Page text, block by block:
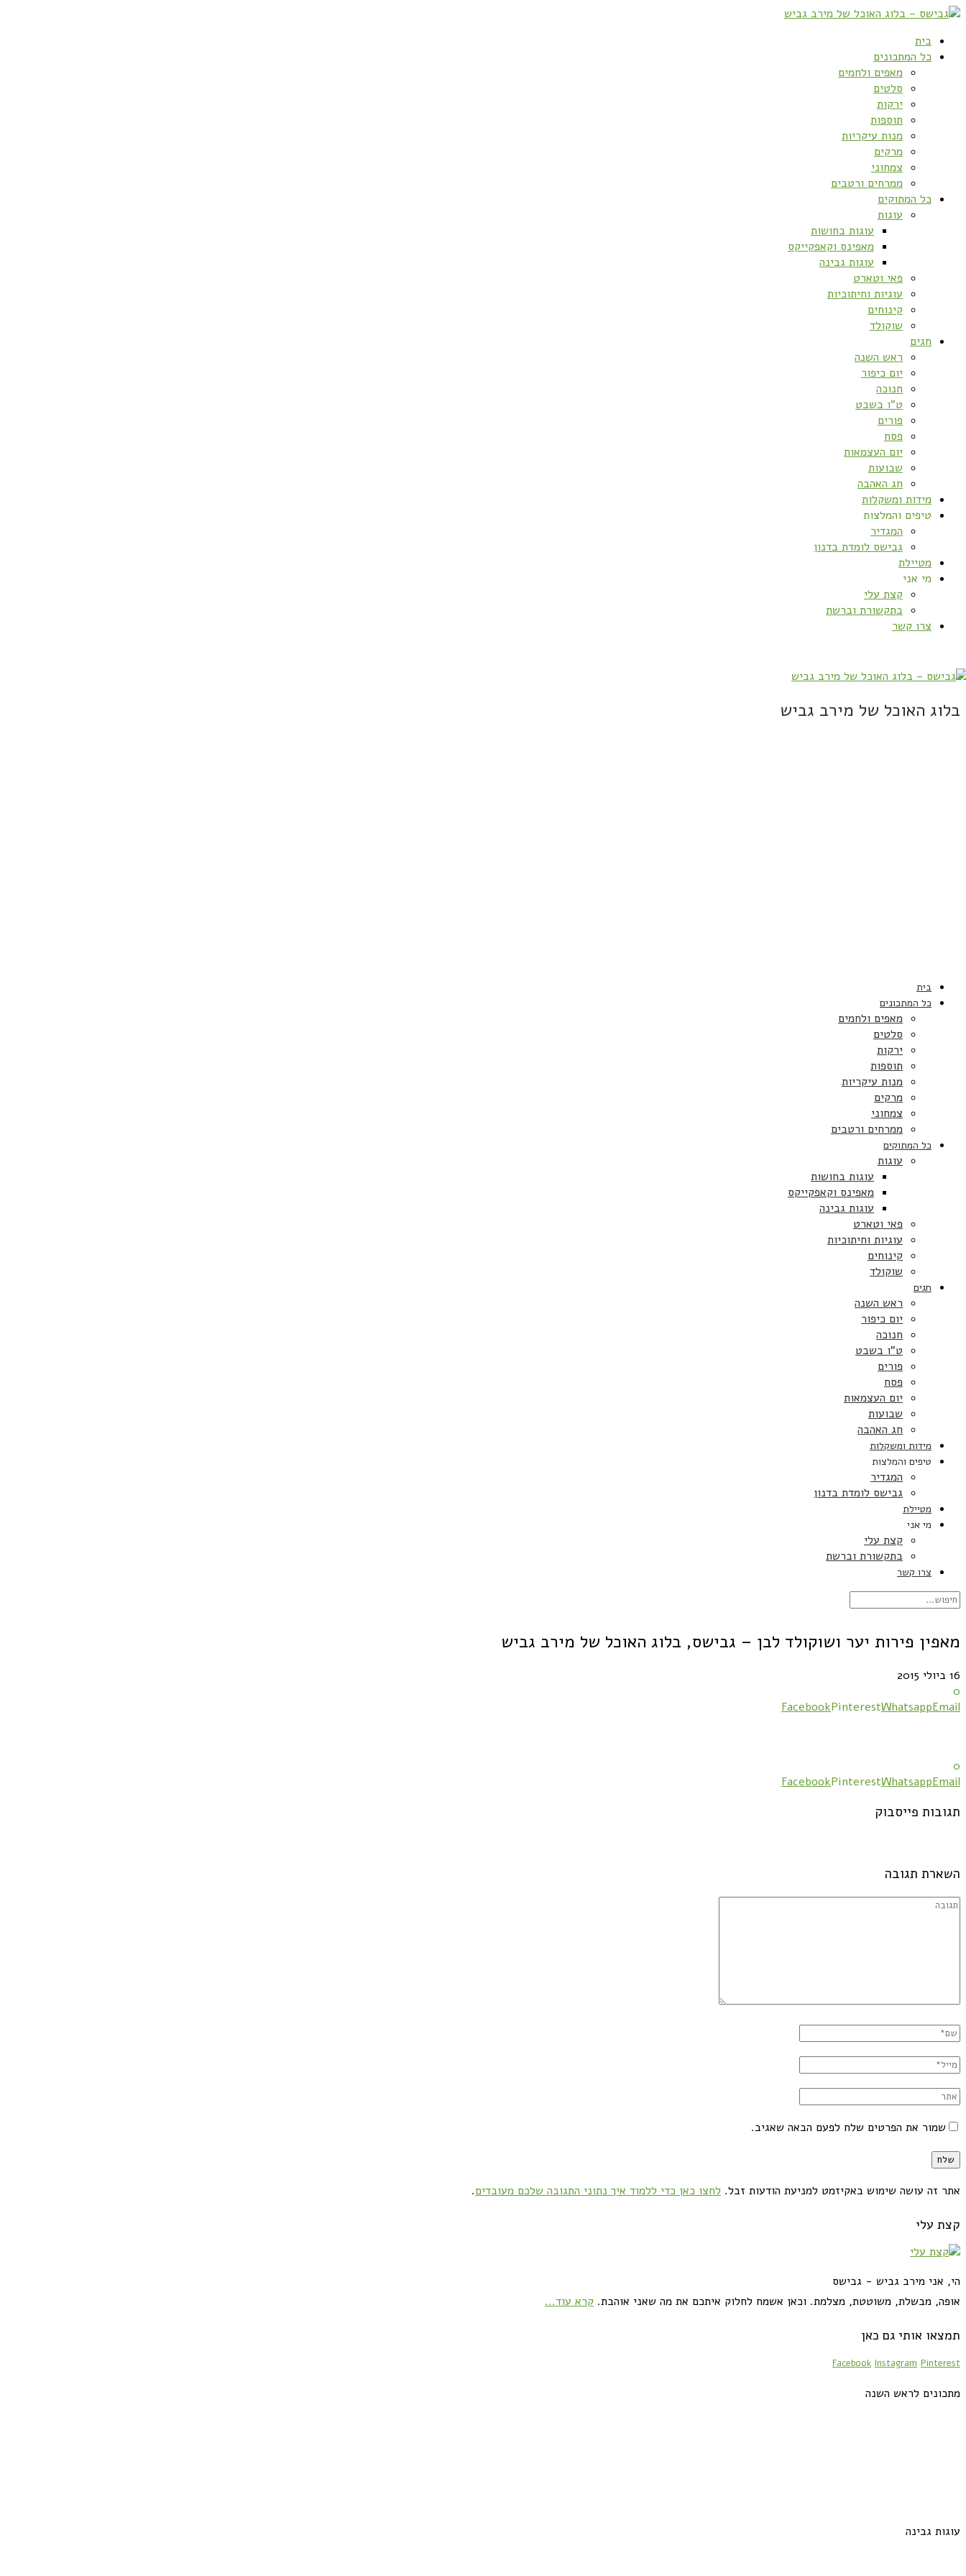
בית
כל המתכונים
מאפים ולחמים
סלטים
ירקות
תוספות
מנות עיקריות
מרקים
צמחוני
ממרחים ורטבים
כל המתוקים
עוגות
עוגות בחושות
מאפינס וקאפקייקס
עוגות גבינה
פאי וטארט
עוגיות וחיתוכיות
קינוחים
שוקולד
חגים
ראש השנה
יום כיפור
חנוכה
ט”ו בשבט
פורים
פסח
יום העצמאות
שבועות
חג האהבה
מידות ומשקלות
טיפים והמלצות
המגדיר
גבישס לומדת בדנון
מטיילת
מי אני
קצת עלי
בתקשורת וברשת
צרו קשר
בלוג האוכל של מירב גביש
בית
כל המתכונים
מאפים ולחמים
סלטים
ירקות
תוספות
מנות עיקריות
מרקים
צמחוני
ממרחים ורטבים
כל המתוקים
עוגות
עוגות בחושות
מאפינס וקאפקייקס
עוגות גבינה
פאי וטארט
עוגיות וחיתוכיות
קינוחים
שוקולד
חגים
ראש השנה
יום כיפור
חנוכה
ט”ו בשבט
פורים
פסח
יום העצמאות
שבועות
חג האהבה
מידות ומשקלות
טיפים והמלצות
המגדיר
גבישס לומדת בדנון
מטיילת
מי אני
קצת עלי
בתקשורת וברשת
צרו קשר
מאפין פירות יער ושוקולד לבן – גבישס, בלוג האוכל של מירב גביש
16 ביולי 2015
0
FacebookPinterestWhatsappEmail
0
FacebookPinterestWhatsappEmail
תגובות פייסבוק
השארת תגובה
שמור את הפרטים שלח לפעם הבאה שאגיב.
אתר זה עושה שימוש באקיזמט למניעת הודעות זבל. לחצו כאן כדי ללמוד איך נתוני התגובה שלכם מעובדים.
קצת עלי
הי, אני מירב גביש - גבישס
אופה, מבשלת, משוטטת, מצלמת. וכאן אשמח לחלוק איתכם את מה שאני אוהבת. קרא עוד...
תמצאו אותי גם כאן
Facebook Instagram Pinterest
מתכונים לראש השנה
עוגות גבינה